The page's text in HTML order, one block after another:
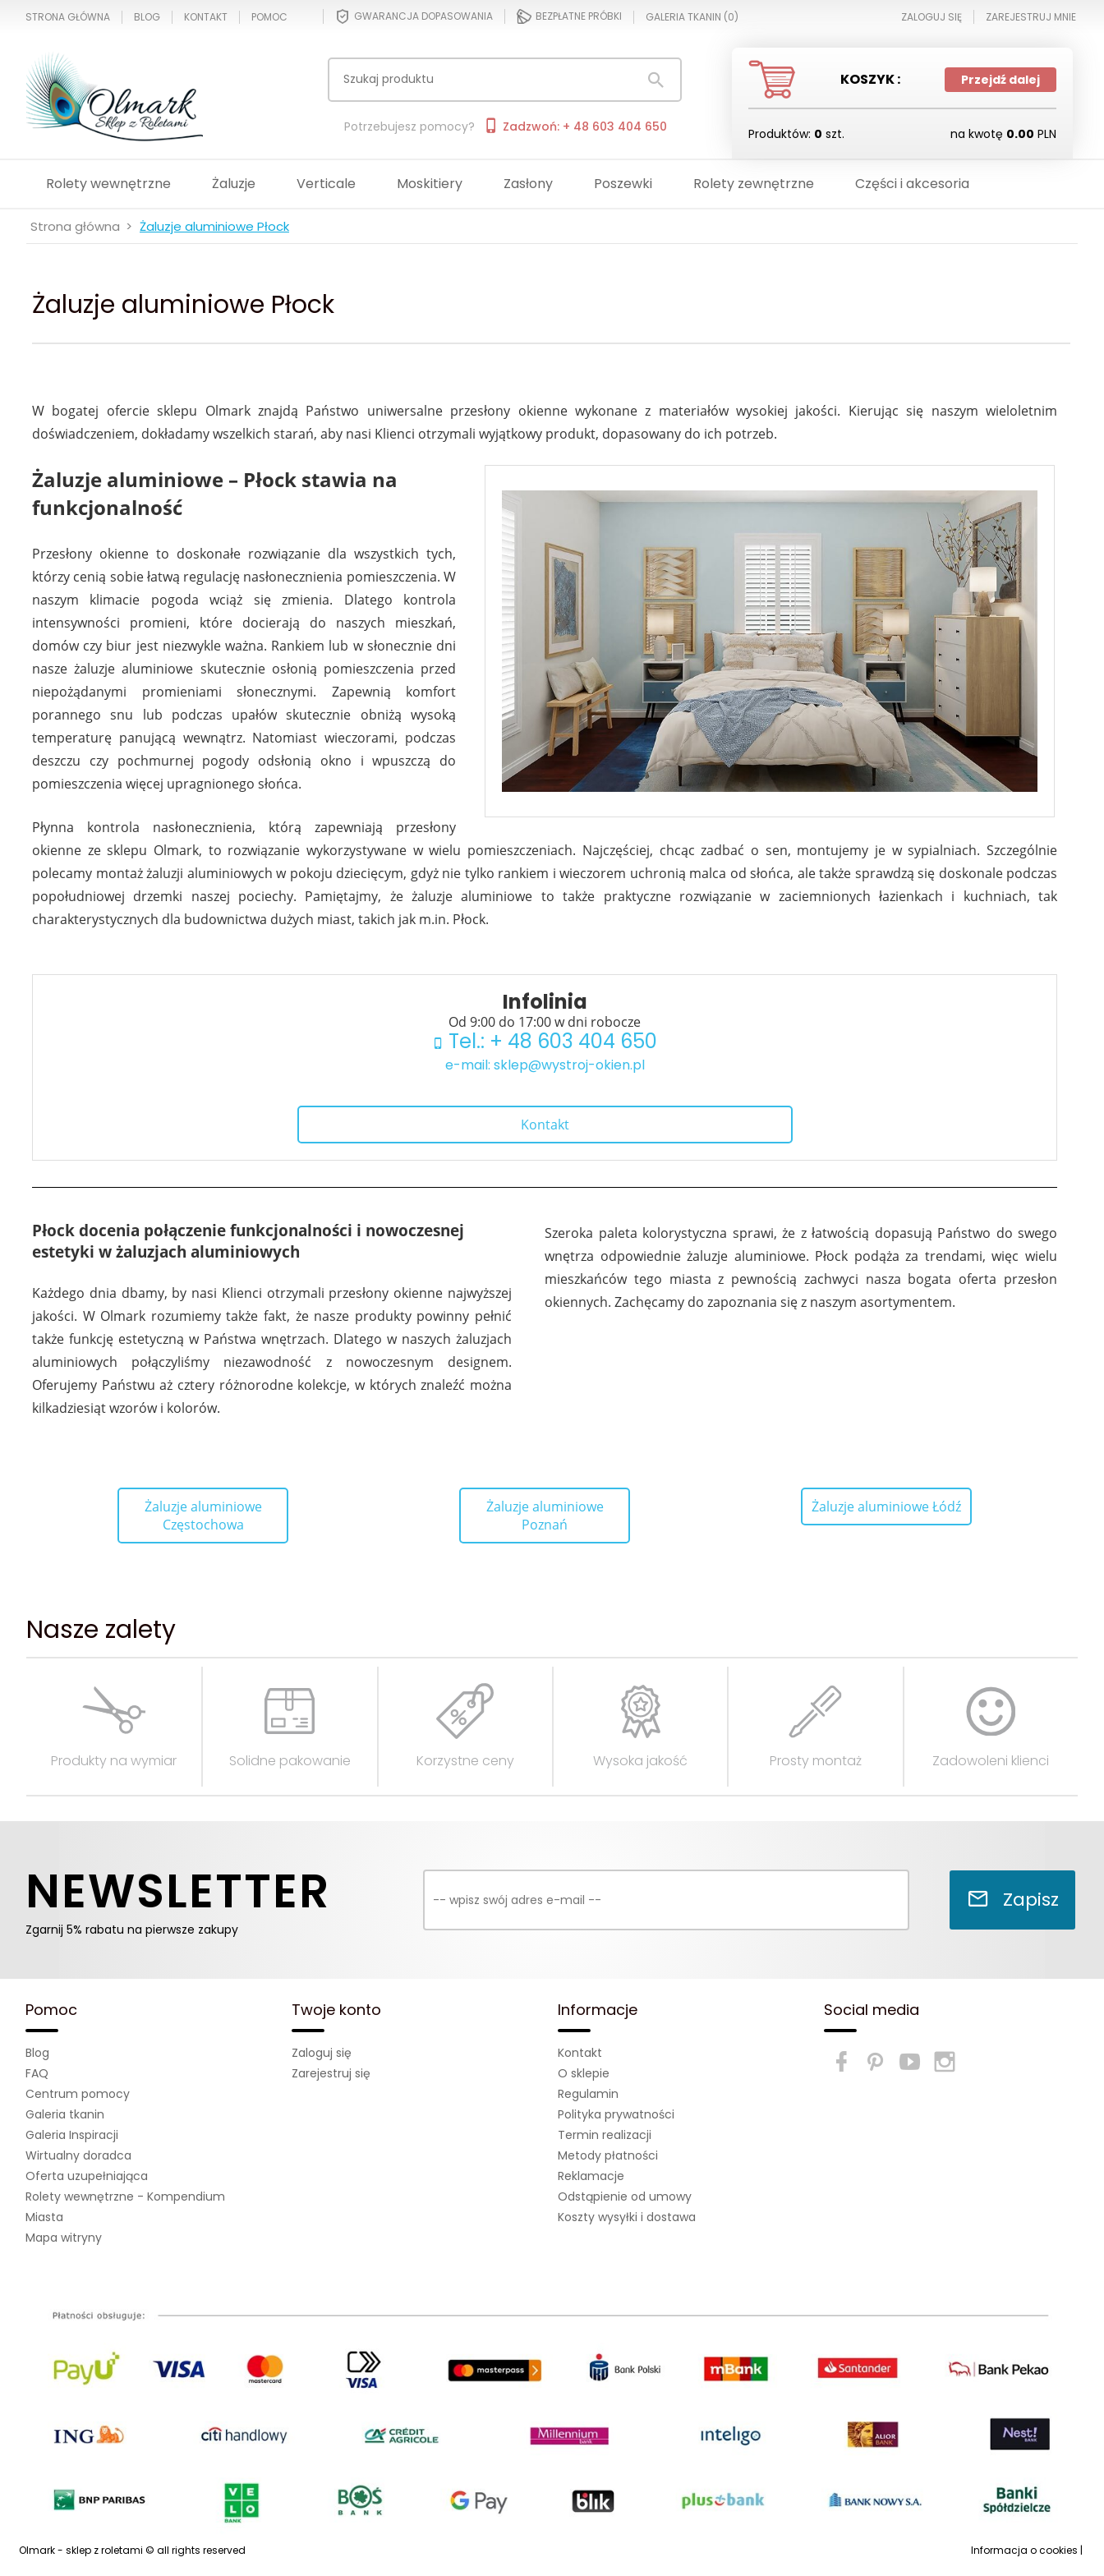
STRONA GŁÓWNA BLOG KONTAKT POMOC GWARANCJA DOPASOWANIA BEZPŁATNE PRÓBKI GALERIA TKANIN (0) ZALOGUJ SIĘ ZAREJESTRUJ MNIE
Potrzebujesz pomocy? Zadzwoń: + 48 603 404 650
KOSZYK : Przejdź dalej
Produktów: 0 szt. na kwotę 0.00 PLN
Rolety wewnętrzne Żaluzje Verticale Moskitiery Zasłony Poszewki Rolety zewnętrzne Części i akcesoria
Strona główna Żaluzje aluminiowe Płock
Żaluzje aluminiowe Płock
W bogatej ofercie sklepu Olmark znajdą Państwo uniwersalne przesłony okienne wykonane z materiałów wysokiej jakości. Kierując się naszym wieloletnim
doświadczeniem, dokładamy wszelkich starań, aby nasi Klienci otrzymali wyjątkowy produkt, dopasowany do ich potrzeb.
Żaluzje aluminiowe – Płock stawia na
funkcjonalność
Przesłony okienne to doskonałe rozwiązanie dla wszystkich tych,
którzy cenią sobie łatwą regulację nasłonecznienia pomieszczenia. W
naszym klimacie pogoda wciąż się zmienia. Dlatego kontrola
intensywności promieni, które docierają do naszych mieszkań,
domów czy biur jest niezwykle ważna. Rankiem lub w słonecznie dni
nasze żaluzje aluminiowe skutecznie osłonią pomieszczenia przed
niepożądanymi promieniami słonecznymi. Zapewnią komfort
porannego snu lub podczas upałów skutecznie obniżą wysoką
temperaturę panującą wewnątrz. Natomiast wieczorami, podczas
deszczu czy pochmurnej pogody odsłonią okno i wpuszczą do
pomieszczenia więcej upragnionego słońca.
Płynna kontrola nasłonecznienia, którą zapewniają przesłony
okienne ze sklepu Olmark, to rozwiązanie wykorzystywane w wielu pomieszczeniach. Najczęściej, chcąc zadbać o sen, montujemy je w sypialniach. Szczególnie
polecamy montaż żaluzji aluminiowych w pokoju dziecięcym, gdyż nie tylko rankiem i wieczorem uchronią malca od słońca, ale także sprawdzą się doskonale podczas
popołudniowej drzemki naszej pociechy. Pamiętajmy, że żaluzje aluminiowe to także praktyczne rozwiązanie w zaciemnionych łazienkach i kuchniach, tak
charakterystycznych dla budownictwa dużych miast, takich jak m.in. Płock.
Infolinia
Od 9:00 do 17:00 w dni robocze
Tel.: + 48 603 404 650
e-mail: sklep@wystroj-okien.pl
Kontakt
Płock docenia połączenie funkcjonalności i nowoczesnej
estetyki w żaluzjach aluminiowych
Każdego dnia dbamy, by nasi Klienci otrzymali przesłony okienne najwyższej
jakości. W Olmark rozumiemy także fakt, że nasze produkty powinny pełnić
także funkcję estetyczną w Państwa wnętrzach. Dlatego w naszych żaluzjach
aluminiowych połączyliśmy niezawodność z nowoczesnym designem.
Oferujemy Państwu aż cztery różnorodne kolekcje, w których znaleźć można
kilkadziesiąt wzorów i kolorów.
Szeroka paleta kolorystyczna sprawi, że z łatwością dopasują Państwo do swego
wnętrza odpowiednie żaluzje aluminiowe. Płock podąża za trendami, więc wielu
mieszkańców tego miasta z pewnością zachwyci nasza bogata oferta przesłon
okiennych. Zachęcamy do zapoznania się z naszym asortymentem.
Żaluzje aluminiowe
Częstochowa
Żaluzje aluminiowe
Poznań
Żaluzje aluminiowe Łódź
Nasze zalety
Produkty na wymiar Solidne pakowanie Korzystne ceny Wysoka jakość Prosty montaż Zadowoleni klienci
NEWSLETTER
Zgarnij 5% rabatu na pierwsze zakupy
Zapisz
Pomoc
Blog
Mapa witryny
FAQ
Centrum pomocy
Galeria tkanin
Galeria Inspiracji
Wirtualny doradca
Oferta uzupełniająca
Rolety wewnętrzne - Kompendium
Miasta
Twoje konto
Zaloguj się
Zarejestruj się
Informacje
Kontakt
O sklepie
Regulamin
Polityka prywatności
Termin realizacji
Metody płatności
Reklamacje
Odstąpienie od umowy
Koszty wysyłki i dostawa
Social media
Olmark - sklep z roletami © all rights reserved Informacja o cookies |